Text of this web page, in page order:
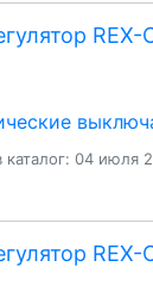
каталог: 04 июля